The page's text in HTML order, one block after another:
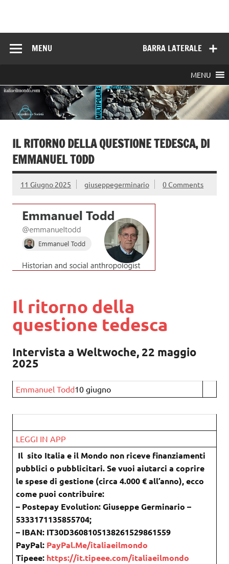
BARRA LATERALE
MENU
MENU
IL RITORNO DELLA QUESTIONE TEDESCA, DI
EMMANUEL TODD
11 Giugno 2025 giuseppegerminario 0 Comments
Il ritorno della
questione tedesca
Intervista a Weltwoche, 22 maggio
2025
Emmanuel Todd10 giugno
LEGGI IN APP
Il sito Italia e il Mondo non riceve finanziamenti
pubblici o pubblicitari. Se vuoi aiutarci a coprire
le spese di gestione (circa 4.000 € all’anno), ecco
come puoi contribuire:
– Postepay Evolution: Giuseppe Germinario –
5333171135855704;
– IBAN: IT30D3608105138261529861559
PayPal: PayPal.Me/italiaeilmondo
Tipeee: https://it.tipeee.com/italiaeilmondo